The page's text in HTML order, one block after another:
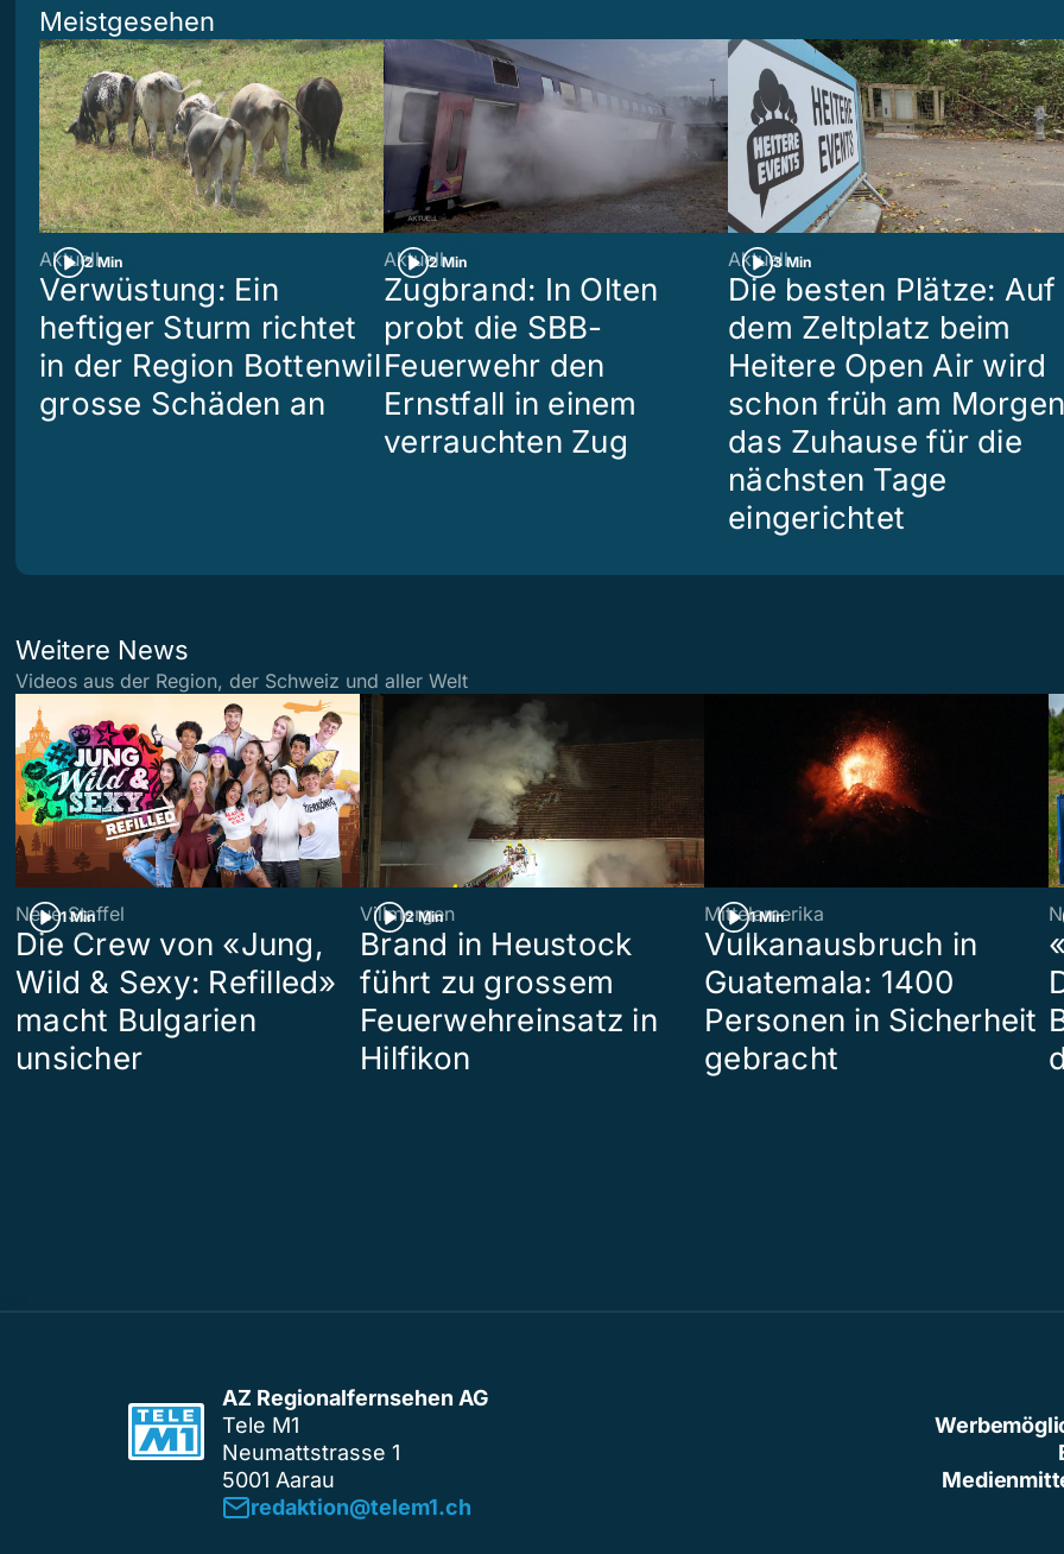
Meistgesehen
2 Min
Aktuell
Verwüstung: Ein
heftiger Sturm richtet
in der Region Bottenwil
grosse Schäden an
2 Min
Aktuell
Zugbrand: In Olten
probt die SBB-
Feuerwehr den
Ernstfall in einem
verrauchten Zug
3 Min
Aktuell
Die besten Plätze: Auf
dem Zeltplatz beim
Heitere Open Air wird
schon früh am Morgen
das Zuhause für die
nächsten Tage
eingerichtet
Weitere News
Videos aus der Region, der Schweiz und aller Welt
1 Min
Neue Staffel
Die Crew von «Jung,
Wild & Sexy: Refilled»
macht Bulgarien
unsicher
2 Min
Villmergen
Brand in Heustock
führt zu grossem
Feuerwehreinsatz in
Hilfikon
1 Min
Mittelamerika
Vulkanausbruch in
Guatemala: 1400
Personen in Sicherheit
gebracht
AZ Regionalfernsehen AG
Tele M1
Neumattstrasse 1
5001 Aarau
redaktion@telem1.ch